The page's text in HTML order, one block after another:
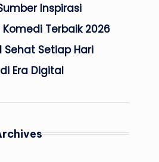
Inspirasi
Terbaik 2026
Sehat Setiap Hari
Era Digital